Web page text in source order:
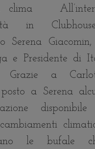
clima
in
Serena Giacomin,
e Presidente di
Grazie a
a Serena
le bufale